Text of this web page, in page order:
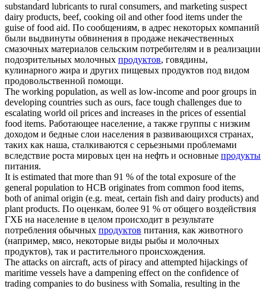
substandard lubricants to rural consumers, and marketing suspect
dairy products, beef, cooking oil and otherfood items under the
guise of food aid. По сообщениям, в адрес некоторых компаний
были выдвинуты обвинения в продаже некачественных
смазочных материалов сельским потребителям и в реализации
подозрительных молочных продуктов, говядины,
кулинарного жира и других пищевых продуктов под видом
продовольственной помощи.
The working population, as well as low-income and poor groups in
developing countries such as ours, face tough challenges due to
escalating world oil prices and increases in the prices of essential
food items. Работающее население, а также группы с низким
доходом и бедные слои населения в развивающихся странах,
таких как наша, сталкиваются с серьезными проблемами
вследствие роста мировых цен на нефть и основные продукты
питания.
It is estimated that more than 91 % of the total exposure of the
general population to HCB originates from common food items,
both of animal origin (e.g. meat, certain fish and dairy products) and
plant products. По оценкам, более 91 % от общего воздействия
ГХБ на население в целом происходит в результате
потребления обычных продуктов питания, как животного
(например, мясо, некоторые виды рыбы и молочных
продуктов), так и растительного происхождения.
The attacks on aircraft, acts of piracy and attempted hijackings of
maritime vessels have a dampening effect on the confidence of
trading companies to do business with Somalia, resulting in the